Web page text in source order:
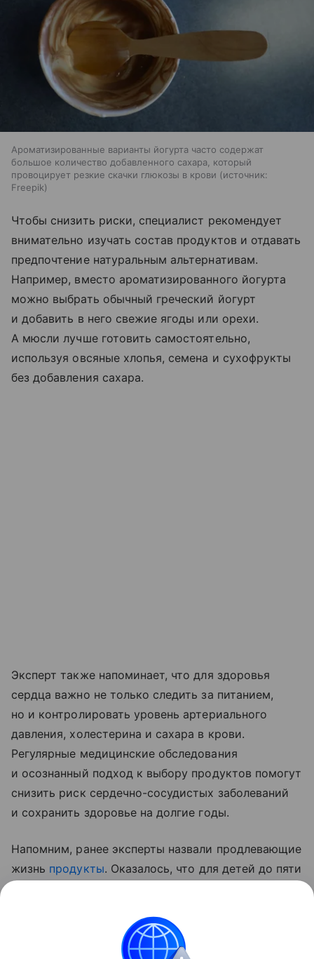
Ароматизированные варианты йогурта часто содержат
большое количество добавленного сахара, который
провоцирует резкие скачки глюкозы в крови
источник:
Freepik
Чтобы снизить риски, специалист рекомендует
внимательно изучать состав продуктов и отдавать
предпочтение натуральным альтернативам.
Например, вместо ароматизированного йогурта
можно выбрать обычный греческий йогурт
и добавить в него свежие ягоды или орехи.
А мюсли лучше готовить самостоятельно,
используя овсяные хлопья, семена и сухофрукты
без добавления сахара.
Эксперт также напоминает, что для здоровья
сердца важно не только следить за питанием,
но и контролировать уровень артериального
давления, холестерина и сахара в крови.
Регулярные медицинские обследования
и осознанный подход к выбору продуктов помогут
снизить риск сердечно-сосудистых заболеваний
и сохранить здоровье на долгие годы.
Напомним, ранее эксперты назвали продлевающие
жизнь продукты. Оказалось, что для детей до пяти
в рационе растительного белка, тем выше
продолжительность жизни.